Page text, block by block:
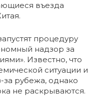
въезда
процедуру
надзор за
Известно, что
ситуации и
рубежа, однако
не раскрываются.